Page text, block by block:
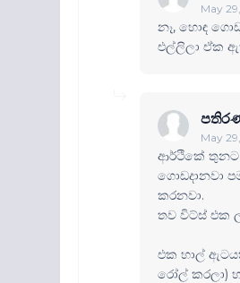
May
නෑ, හොඳ
එල්ලිලා ඒක
May
ආර්ථිකේ තුනට
ගොඩදානවා
කරනවා.
තව විට්ස් එක
එක හාල්
රෝල් කරලා)